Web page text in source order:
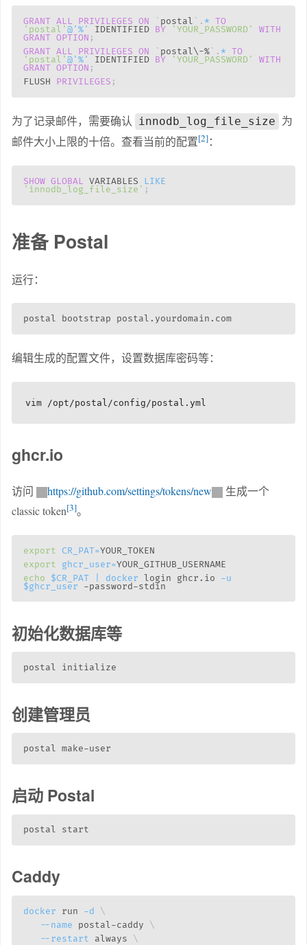
GRANT ALL PRIVILEGES ON ` postal ` .* TO
'postal'@'%' IDENTIFIED BY 'YOUR_PASSWORD' WITH
GRANT OPTION ;
GRANT ALL PRIVILEGES ON ` postal\-%` .* TO
'postal'@'%' IDENTIFIED BY 'YOUR_PASSWORD' WITH
GRANT OPTION ;
FLUSH PRIVILEGES ;
为了记录邮件，需要确认 innodb_log_file_size 为
邮件大小上限的十倍。查看当前的配置 2 ：
SHOW GLOBAL VARIABLES LIKE
'innodb_log_file_size' ;
准备 Postal
运行：
postal bootstrap postal.yourdomain.com
编辑生成的配置文件，设置数据库密码等：
ghcr.io
访问 https://github.com/settings/tokens/new
生成一个
classic token 3 。
export CR_PAT=
export
ghcr_user=
echo
$CR_PAT docker login ghcr.io -u
$ghcr_user
初始化数据库等
创建管理员
启动 Postal
Caddy
docker run -d
\
--name postal-caddy \
--restart always \